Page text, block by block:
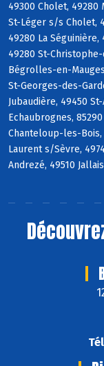
49300 Cholet, 49280
St-Léger s/s Cholet,
49280 La Séguinière,
49280 St-
Bégrolles-en-
St-Georges-des-
Jubaudière, 49450
Echaubrognes,
Chanteloup-les-Bois,
Laurent s/Sèvre,
Andrezé, 49510